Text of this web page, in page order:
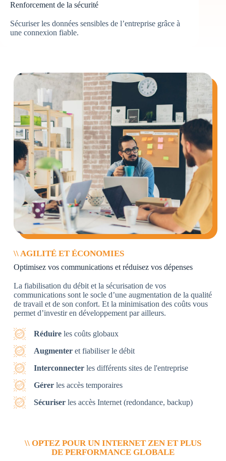
Renforcement de la sécurité
Sécuriser les données sensibles de l’entreprise grâce à
une connexion fiable.
\\ AGILITÉ ET ÉCONOMIES
Optimisez vos communications et réduisez vos dépenses
La fiabilisation du débit et la sécurisation de vos
communications sont le socle d’une augmentation de la qualité
de travail et de son confort. Et la minimisation des coûts vous
permet d’investir en développement par ailleurs.
Réduireles coûts globaux
Augmenteret fiabiliser le débit
Interconnecter les différents sites de l'entreprise
Gérerles accès temporaires
Sécuriserles accès Internet (redondance, backup)
\\ OPTEZ POUR UN INTERNET ZEN ET PLUS
DE PERFORMANCE GLOBALE